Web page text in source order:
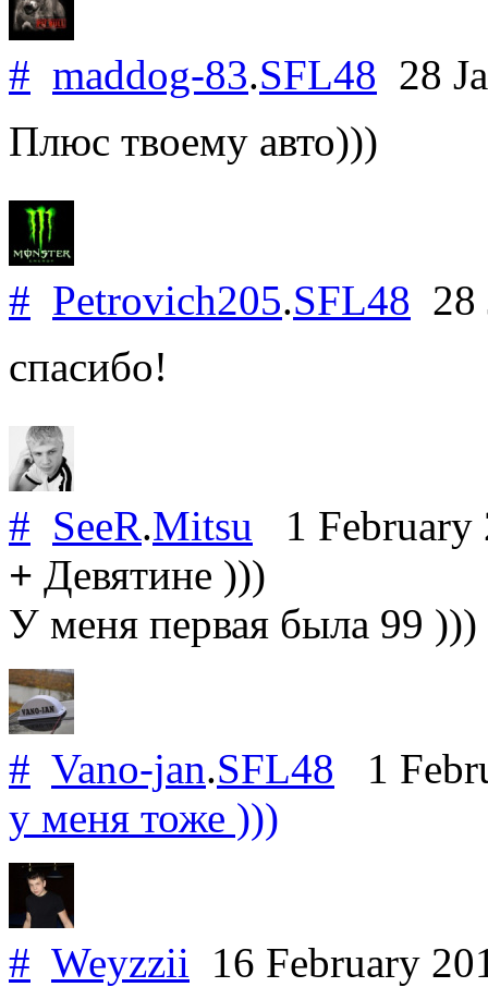
# maddog-83.SFL48 28
Плюс твоему авто)))
# Petrovich205.SFL48 28
спасибо!
# SeeR.Mitsu 1
+ Девятине )))
У меня первая была 99 )))
# Vano-jan.SFL48 1
у меня тоже )))
# Weyzzii 16 February